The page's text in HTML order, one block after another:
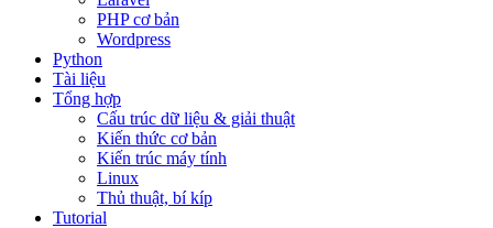
PHP cơ bản
Wordpress
Python
Tài liệu
Tổng hợp
Cấu trúc dữ liệu & giải thuật
Kiến thức cơ bản
Kiến trúc máy tính
Linux
Thủ thuật, bí kíp
Tutorial